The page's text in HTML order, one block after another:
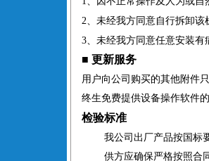
2
未经我方同意自行拆卸该
3
未经我方同意任意安装有
■ 更新服务
用户向公司购买的其他附件
终生免费提供设备操作软件
检验标准
我公司出厂产品按国标
供方应确保严格按照合